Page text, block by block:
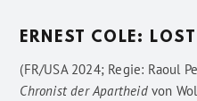
ERNEST COLE:
(FR/USA 2024; Regie: Raoul
Chronist der Apartheidvon